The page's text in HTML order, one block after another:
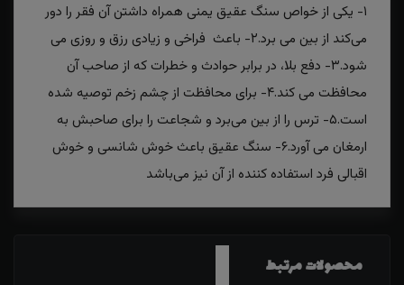
۱- یکی از خواص سنگ عقیق یمنی همراه داشتن آن فقر را دور
می‌کند از بین می برد.۲- باعث فراخی و زیادی رزق و روزی می
شود.۳- دفع بلا، در برابر حوادث و خطرات که از صاحب آن
محافظت می کند.۴- برای محافظت از چشم زخم توصیه شده
است.۵- ترس را از بین می‌برد و شجاعت را برای صاحبش به
ارمغان می آورد.۶- سنگ عقیق باعث خوش شانسی و خوش
اقبالی فرد استفاده کننده از آن نیز می‌باشد
محصولات مرتبط